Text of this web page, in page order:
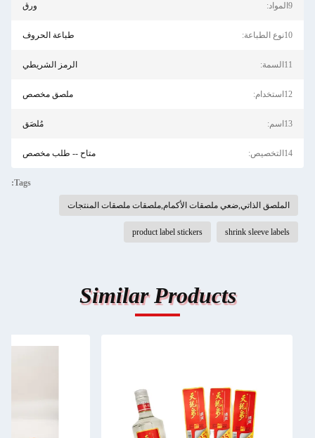
9المواد: ورق
10نوع الطباعة: طباعة الحروف
11السمة: الرمز الشريطي
12استخدام: ملصق مخصص
13اسم: مُلصَق
14التخصيص: متاح -- طلب مخصص
Tags:
الملصق الذاتي,ضعي ملصقات الأكمام,ملصقات ملصقات المنتجات
shrink sleeve labels
product label stickers
Similar Products